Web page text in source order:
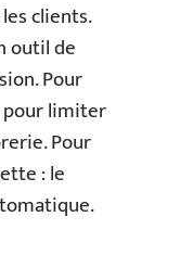
clients.
outil de
Pour
pour limiter
Pour
: le